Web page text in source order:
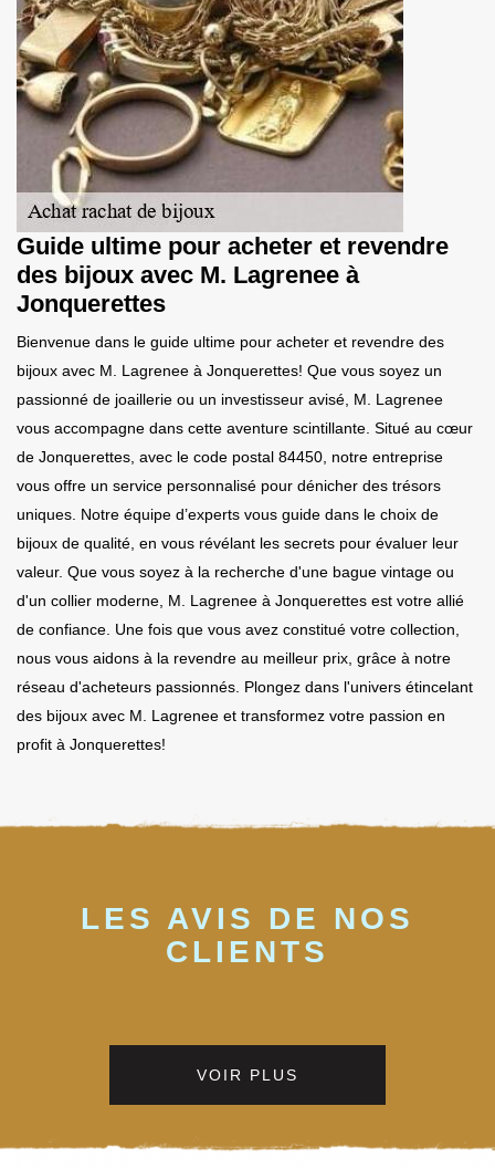
Guide ultime pour acheter et revendre
des bijoux avec M. Lagrenee à
Jonquerettes
Bienvenue dans le guide ultime pour acheter et revendre des
bijoux avec M. Lagrenee à Jonquerettes! Que vous soyez un
passionné de joaillerie ou un investisseur avisé, M. Lagrenee
vous accompagne dans cette aventure scintillante. Situé au cœur
de Jonquerettes, avec le code postal 84450, notre entreprise
vous offre un service personnalisé pour dénicher des trésors
uniques. Notre équipe d’experts vous guide dans le choix de
bijoux de qualité, en vous révélant les secrets pour évaluer leur
valeur. Que vous soyez à la recherche d'une bague vintage ou
d'un collier moderne, M. Lagrenee à Jonquerettes est votre allié
de confiance. Une fois que vous avez constitué votre collection,
nous vous aidons à la revendre au meilleur prix, grâce à notre
réseau d'acheteurs passionnés. Plongez dans l'univers étincelant
des bijoux avec M. Lagrenee et transformez votre passion en
profit à Jonquerettes!
LES AVIS DE NOS
CLIENTS
VOIR PLUS